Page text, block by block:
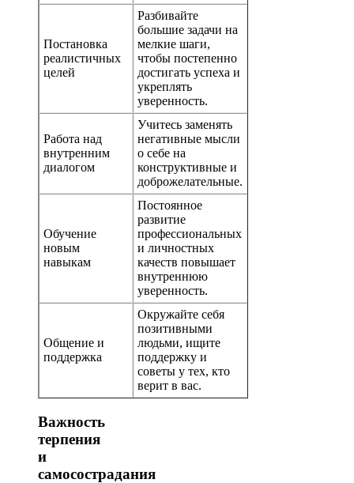
Постановка
реалистичных
целей
Разбивайте
большие задачи на
мелкие шаги,
чтобы постепенно
достигать успеха и
укреплять
уверенность.
Работа над
внутренним
диалогом
Учитесь заменять
негативные мысли
о себе на
конструктивные и
доброжелательные.
Обучение
новым
навыкам
Постоянное
развитие
профессиональных
и личностных
качеств повышает
внутреннюю
уверенность.
Общение и
поддержка
Окружайте себя
позитивными
людьми, ищите
поддержку и
советы у тех, кто
верит в вас.
Важность
терпения
и
самосострадания